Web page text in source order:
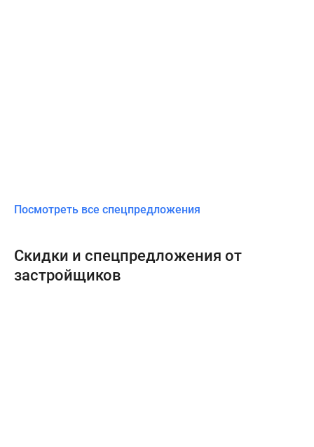
Посмотреть все спецпредложения
Скидки и спецпредложения от
застройщиков